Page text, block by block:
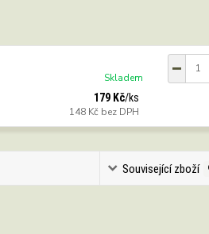
179 Kč/ks
148 Kč bez DPH
Skladem
Související zboží